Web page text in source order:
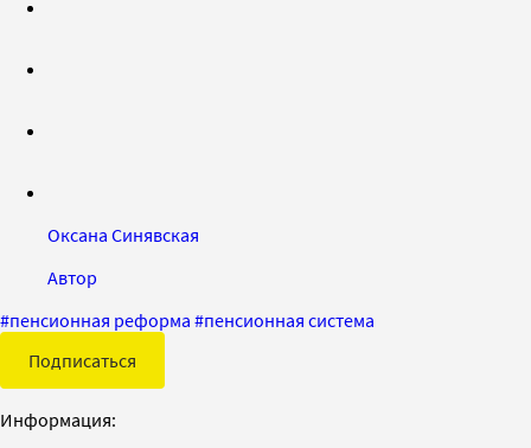
Оксана Синявская
Автор
#пенсионная реформа #пенсионная система
Подписаться
Информация: